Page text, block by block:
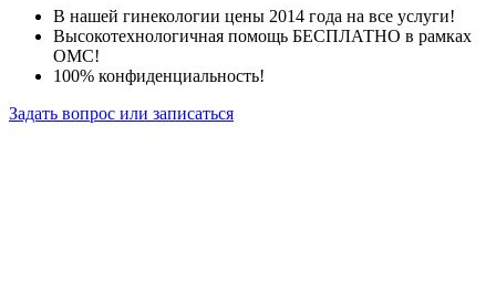
В нашей гинекологии цены 2014 года на все услуги!
Высокотехнологичная помощь БЕСПЛАТНО в рамках
ОМС!
100% конфиденциальность!
Задать вопрос или записаться